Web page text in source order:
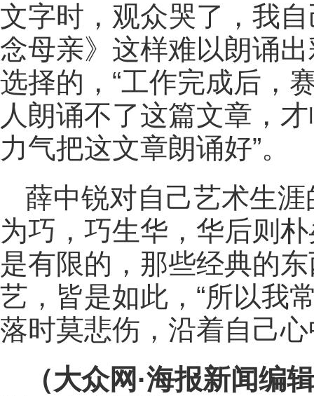
文字时，观众哭了，我
念母亲》这样难以朗诵
选择的，“工作完成后，
人朗诵不了这篇文章，
力气把这文章朗诵好”。
薛中锐对自己艺术生
为巧，巧生华，华后则
是有限的，那些经典的
艺，皆是如此，“所以我
落时莫悲伤，沿着自己
（大众网·海报新闻编